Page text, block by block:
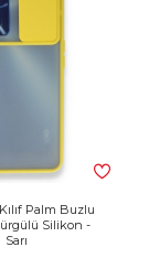
Palm Buzlu
Silikon -
Sarı